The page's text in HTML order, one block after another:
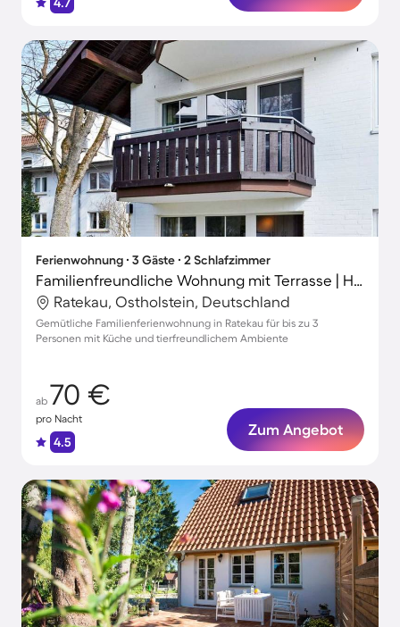
Ferienwohnung ∙ 3 Gäste ∙ 2 Schlafzimmer
Familienfreundliche Wohnung mit Terrasse | Haustiere sind willkommen
Ratekau, Ostholstein, Deutschland
Gemütliche Familienferienwohnung in Ratekau für bis zu 3
Personen mit Küche und tierfreundlichem Ambiente
ab 70 €
pro Nacht
4.5
Zum Angebot